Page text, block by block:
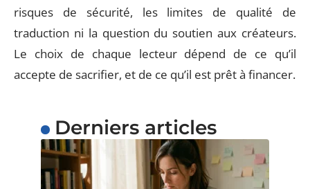
risques de sécurité, les limites de qualité de
traduction ni la question du soutien aux créateurs.
Le choix de chaque lecteur dépend de ce qu’il
accepte de sacrifier, et de ce qu’il est prêt à financer.
Derniers articles